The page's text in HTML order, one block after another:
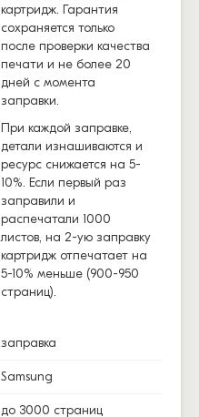
картридж. Гарантия
сохраняется только
после проверки качества
печати и не более 20
дней с момента
заправки.
При каждой заправке,
детали изнашиваются и
ресурс снижается на 5-
10%. Если первый раз
заправили и
распечатали 1000
листов, на 2-ую заправку
картридж отпечатает на
5-10% меньше (900-950
страниц).
заправка
Samsung
до 3000 страниц